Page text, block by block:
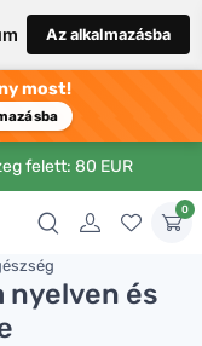
Az alkalmazásba
most!
felett: 80 EUR
0
nyelven és